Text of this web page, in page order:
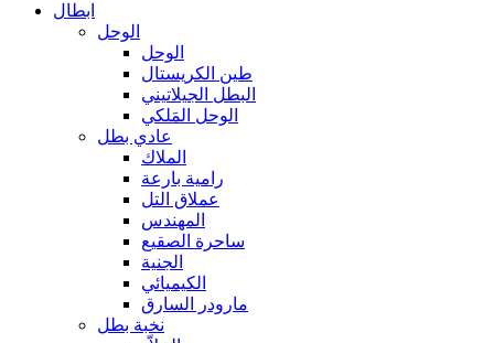
ابطال
الوحل
الوحل
طين الكريستال
البطل الجيلاتيني
الوحل المَلكي
عادي بطل
الملاك
رامية بارعة
عملاق التل
المهندس
ساحرة الصقيع
الجنية
الكيميائي
مارودر السارق
نخبة بطل